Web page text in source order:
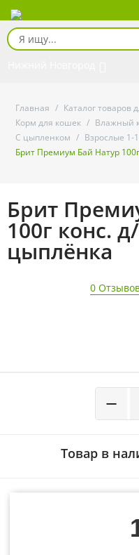
Главная / Каталог товаров
Корм для кошек / Влажный
С цыпленком / Взрослые 1-
Брит Премиум Бай Натур
Брит
100г конс.
цыплёнка
0
−
Товар в